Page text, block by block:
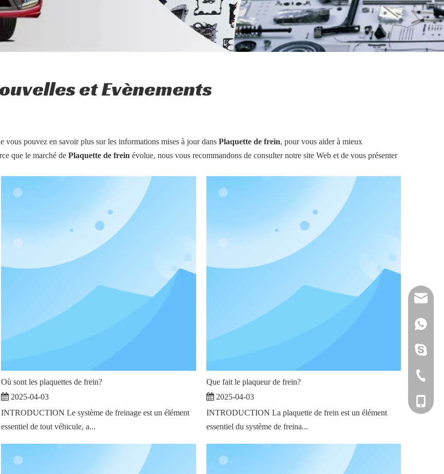
et Evènements
vous pouvez en savoir plus sur les informations mises à jour dans Plaquette de frein, pour vous aider à mieux
que le marché de Plaquette de frein évolue, nous vous recommandons de consulter notre site Web et de vous présenter
Où sont les plaquettes de frein?
2025-04-03
INTRODUCTION Le système de freinage est un élément
essentiel de tout véhicule, a...
Que fait le plaqueur de frein?
2025-04-03
INTRODUCTION La plaquette de frein est un élément
essentiel du système de freina...
+86-